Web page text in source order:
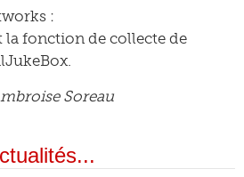
:
fonction de collecte de
Soreau